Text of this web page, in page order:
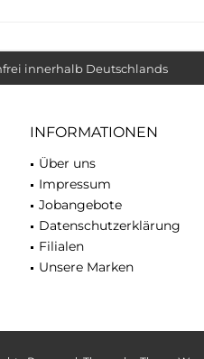
innerhalb Deutschlands
INFORMATIONEN
Über uns
Impressum
Jobangebote
Datenschutzerklärung
Filialen
Unsere Marken